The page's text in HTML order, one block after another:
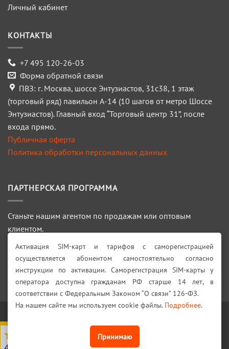
Личный кабинет
КОНТАКТЫ
+7 495 120-26-03
Форма обратной связи
ПВЗ: г. Москва, шоссе Энтузиастов, 31с38, 1 этаж
(торговый ряд) павильон А-14 (10 шагов от метро Шоссе
Энтузиастов). Главный вход “Торговый центр 31”, после
входа прямо.
Публичная оферта
Политика обработки персональных данных
ПАРТНЕРСКАЯ ПРОГРАММА
Станьте нашим агентом по продажам или оптовым
клиентом.
ПОДРОБНЕЕ >>>
Искать:
Активация SIM-карт и тарифов с саморегистрацией
осуществляется абонентом самостоятельно согласно
инструкции по активации. Саморегистрация SIM-карты у
оператора доступна гражданам РФ старше 14 лет, в
соответствии с Федеральным Законом “О связи” 126-ФЗ.
На нашем сайте мы используем cookie файлы. Подробнее.
Принимаю
ДОСТАВКА И ОПЛАТА
ТЕХ. ПОДДЕРЖКА!
КОНТАКТЫ